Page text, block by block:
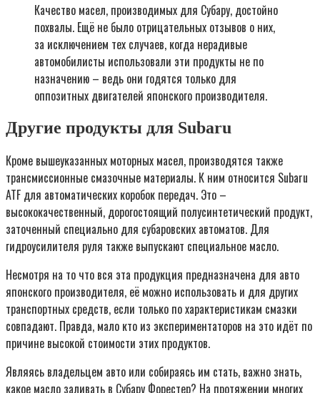
Качество масел, производимых для Субару, достойно
похвалы. Ещё не было отрицательных отзывов о них,
за исключением тех случаев, когда нерадивые
автомобилисты использовали эти продукты не по
назначению – ведь они годятся только для
оппозитных двигателей японского производителя.
Другие продукты для Subaru
Кроме вышеуказанных моторных масел, производятся также
трансмиссионные смазочные материалы. К ним относится Subaru
ATF для автоматических коробок передач. Это –
высококачественный, дорогостоящий полусинтетический продукт,
заточенный специально для субаровских автоматов. Для
гидроусилителя руля также выпускают специальное масло.
Несмотря на то что вся эта продукция предназначена для авто
японского производителя, её можно использовать и для других
транспортных средств, если только по характеристикам смазки
совпадают. Правда, мало кто из экспериментаторов на это идёт по
причине высокой стоимости этих продуктов.
Являясь владельцем авто или собираясь им стать, важно знать,
какое масло заливать в Субару Форестер? На протяжении многих